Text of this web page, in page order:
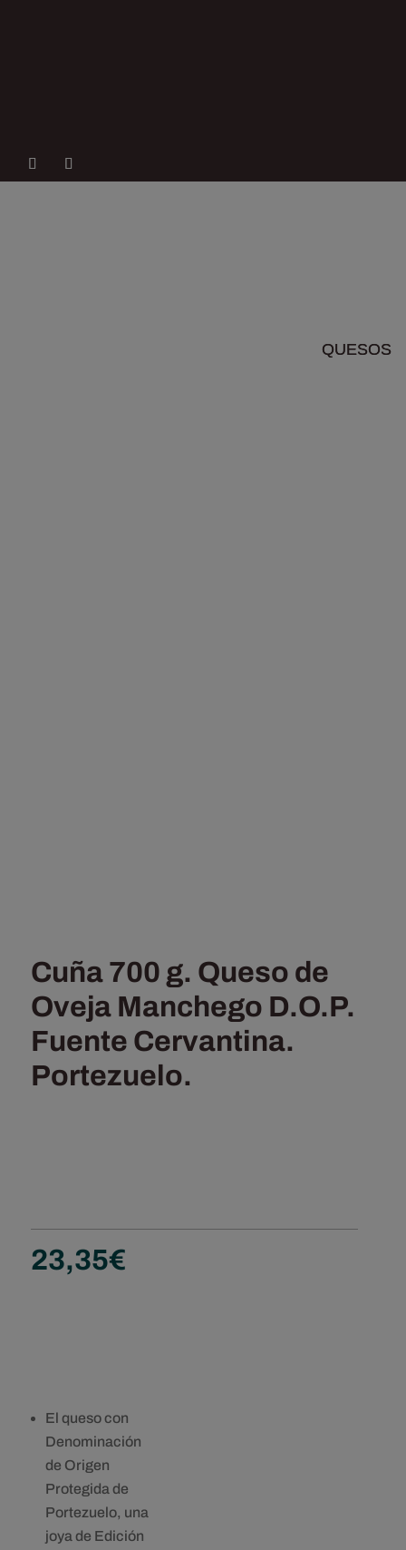
Cuña 700 g. Queso de
Oveja Manchego D.O.P.
Fuente Cervantina.
Portezuelo.
23,35€
El queso con
Denominación
de Origen
Protegida de
Portezuelo, una
joya de Edición